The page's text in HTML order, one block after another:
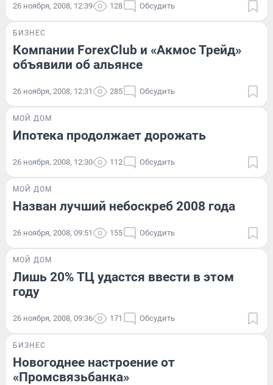
26 ноября, 2008, 12:39 128 Обсудить
БИЗНЕС
Компании ForexClub и «Акмос Трейд»
объявили об альянсе
26 ноября, 2008, 12:31 285 Обсудить
МОЙ ДОМ
Ипотека продолжает дорожать
26 ноября, 2008, 12:30 112 Обсудить
МОЙ ДОМ
Назван лучший небоскреб 2008 года
26 ноября, 2008, 09:51 155 Обсудить
МОЙ ДОМ
Лишь 20% ТЦ удастся ввести в этом
году
26 ноября, 2008, 09:36 171 Обсудить
БИЗНЕС
Новогоднее настроение от
«Промсвязьбанка»